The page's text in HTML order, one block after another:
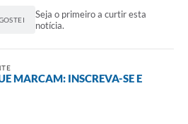
Seja o primeiro a curtir esta
notícia.
MARCAM: INSCREVA-SE E